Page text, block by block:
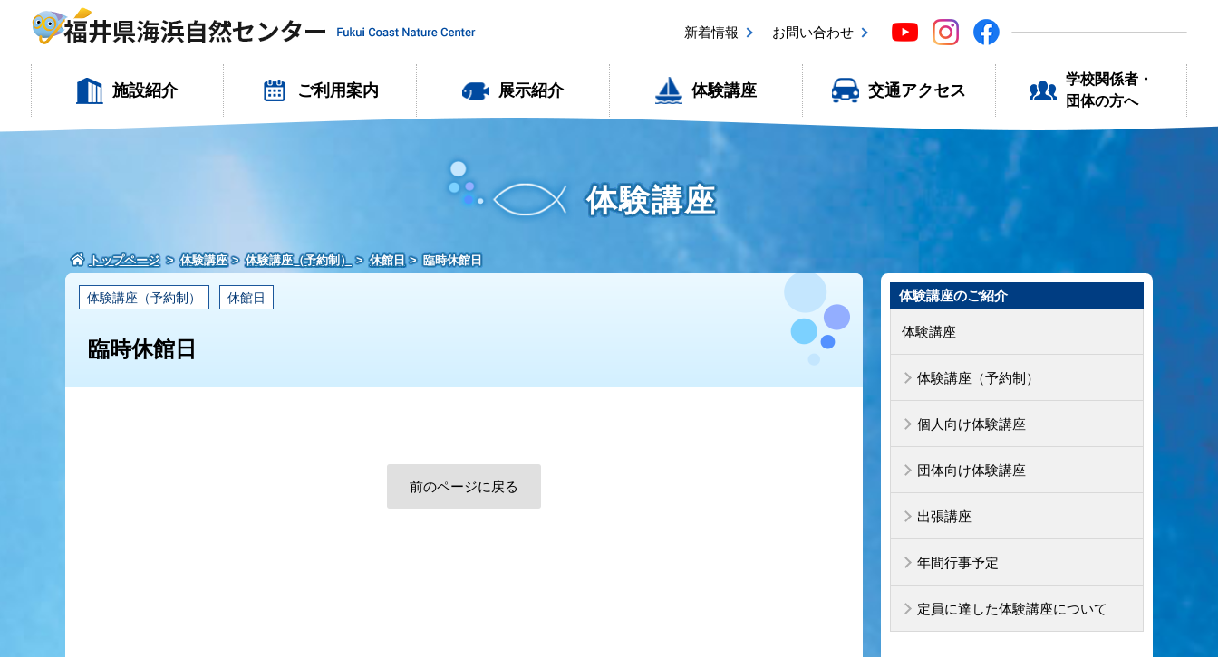
新着情報 お問い合わせ
施設紹介 ご利用案内 展示紹介 体験講座 交通アクセス
学校関係者・
団体の方へ
体験講座
トップページ 体験講座 体験講座（予約制） 休館日 臨時休館日
体験講座（予約制） 休館日
臨時休館日
前のページに戻る
体験講座のご紹介
体験講座
体験講座（予約制）
個人向け体験講座
団体向け体験講座
出張講座
年間行事予定
定員に達した体験講座について